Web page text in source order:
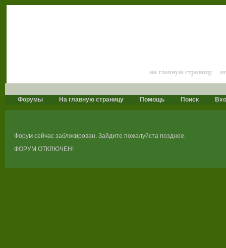
на главную страницу
Форумы На главную страницу Помощь Поиск
Форум сейчас заблокирован. Зайдите пожалуйста позднее.
ФОРУМ ОТКЛЮЧЕН!